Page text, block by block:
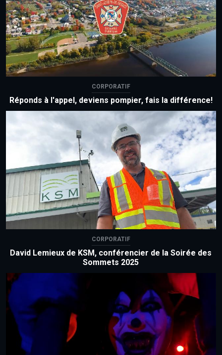
CORPORATIF
Réponds à l'appel, deviens pompier, fais la différence!
CORPORATIF
David Lemieux de KSM, conférencier de la Soirée des
Sommets 2025